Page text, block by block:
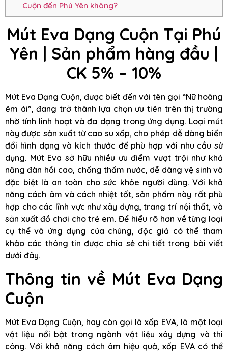
Cuộn đến Phú Yên không?
Mút Eva Dạng Cuộn Tại Phú
Yên | Sản phẩm hàng đầu |
CK 5% – 10%
Mút Eva Dạng Cuộn, được biết đến với tên gọi “Nữ hoàng
êm ái”, đang trở thành lựa chọn ưu tiên trên thị trường
nhờ tính linh hoạt và đa dạng trong ứng dụng. Loại mút
này được sản xuất từ cao su xốp, cho phép dễ dàng biến
đổi hình dạng và kích thước để phù hợp với nhu cầu sử
dụng. Mút Eva sở hữu nhiều ưu điểm vượt trội như khả
năng đàn hồi cao, chống thấm nước, dễ dàng vệ sinh và
đặc biệt là an toàn cho sức khỏe người dùng. Với khả
năng cách âm và cách nhiệt tốt, sản phẩm này rất phù
hợp cho các lĩnh vực như xây dựng, trang trí nội thất, và
sản xuất đồ chơi cho trẻ em. Để hiểu rõ hơn về từng loại
cụ thể và ứng dụng của chúng, độc giả có thể tham
khảo các thông tin được chia sẻ chi tiết trong bài viết
dưới đây.
Thông tin về Mút Eva Dạng
Cuộn
Mút Eva Dạng Cuộn, hay còn gọi là xốp EVA, là một loại
vật liệu nổi bật trong ngành vật liệu xây dựng và thi
công. Với khả năng cách âm hiệu quả, xốp EVA có thể